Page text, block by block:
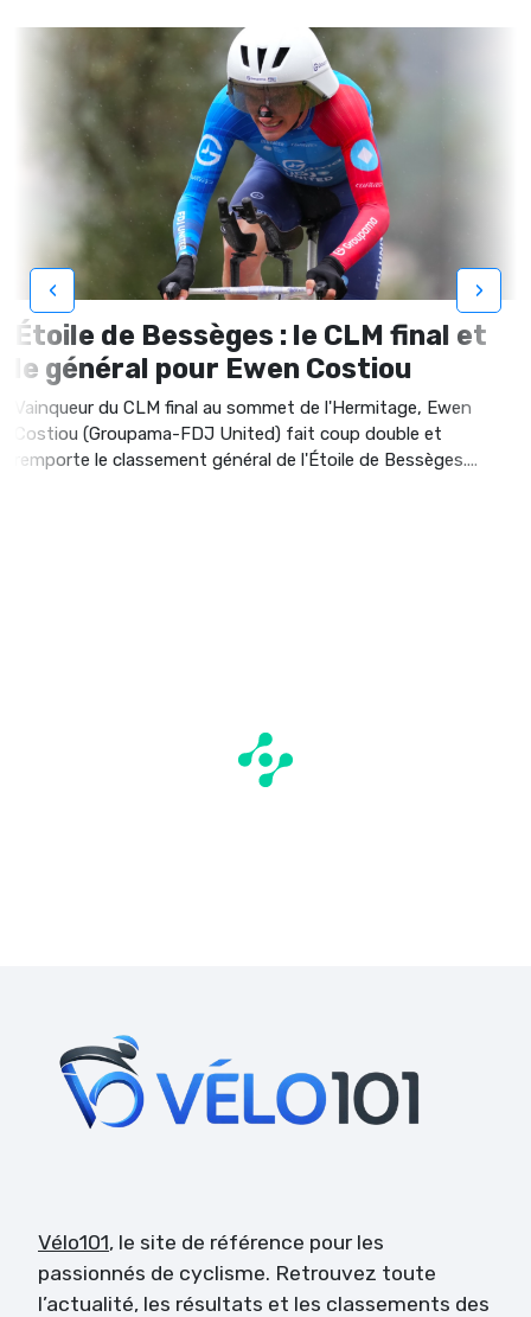
Étoile de Bessèges : le CLM final et
le général pour Ewen Costiou
Vainqueur du CLM final au sommet de l'Hermitage, Ewen
Costiou (Groupama-FDJ United) fait coup double et
remporte le classement général de l'Étoile de Bessèges....
‹ ›
Vélo101, le site de référence pour les
passionnés de cyclisme. Retrouvez toute
l’actualité, les résultats et les classements des